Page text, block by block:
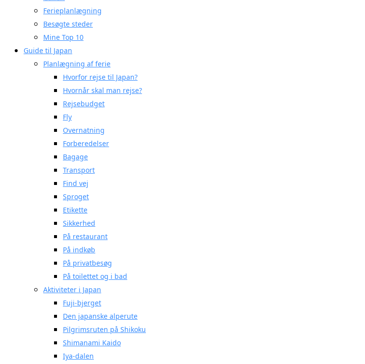
Ferieplanlægning
Besøgte steder
Mine Top 10
Guide til Japan
Planlægning af ferie
Hvorfor rejse til Japan?
Hvornår skal man rejse?
Rejsebudget
Fly
Overnatning
Forberedelser
Bagage
Transport
Find vej
Sproget
Etikette
Sikkerhed
På restaurant
På indkøb
På privatbesøg
På toilettet og i bad
Aktiviteter i Japan
Fuji-bjerget
Den japanske alperute
Pilgrimsruten på Shikoku
Shimanami Kaido
Iya-dalen